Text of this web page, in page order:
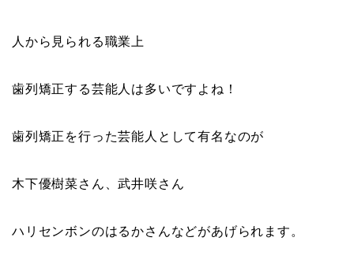
人から見られる職業上
歯列矯正する芸能人は多いですよね！
歯列矯正を行った芸能人として有名なのが
木下優樹菜さん、武井咲さん
ハリセンボンのはるかさんなどがあげられます。